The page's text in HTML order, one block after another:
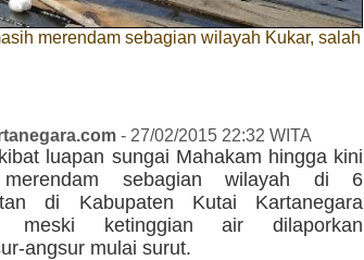
merendam sebagian wilayah Kukar, salah
- 27/02/2015 22:32 WITA
luapan sungai Mahakam hingga kini
sebagian wilayah di 6
di Kabupaten Kutai Kartanegara
meski ketinggian air dilaporkan
angsur mulai surut.